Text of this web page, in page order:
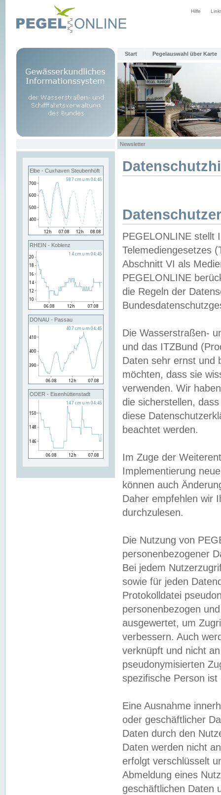
Hilfe
Start Pegelauswahl über Karte
Newsletter
Elbe - Cuxhaven Steubenhöft
RHEIN - Koblenz
DONAU - Passau
ODER - Eisenhüttenstadt
PEGELONLINE stellt
Telemediengesetzes
Abschnitt VI als
PEGELONLINE
die Regeln der
Die Wasserstraßen-
und das ITZBund
Daten sehr ernst und
möchten, dass sie
verwenden. Wir
die sicherstellen,
diese
beachtet werden.
Im Zuge der
Implementierung
können auch
Daher empfehlen wir
durchzulesen.
Die Nutzung von
personenbezogener
Bei jedem
sowie für jeden
Protokolldatei
personenbezogen
ausgewertet, um
verbessern. Auch
verknüpft und nicht
pseudonymisierten
spezifische Person
Eine Ausnahme
oder geschäftlicher
Daten durch den
Daten werden nicht
erfolgt verschlüsselt
Abmeldung eines
geschäftlichen Daten